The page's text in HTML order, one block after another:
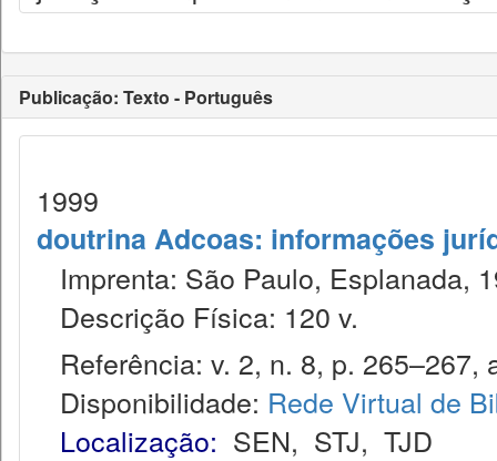
Publicação: Texto - Português
1999
doutrina Adcoas: informações
Imprenta: São Paulo, Esplanada,
Descrição Física: 120 v.
Referência: v. 2, n. 8, p. 265–267,
Disponibilidade: Rede Virtual de
Localização: SEN, STJ, TJD